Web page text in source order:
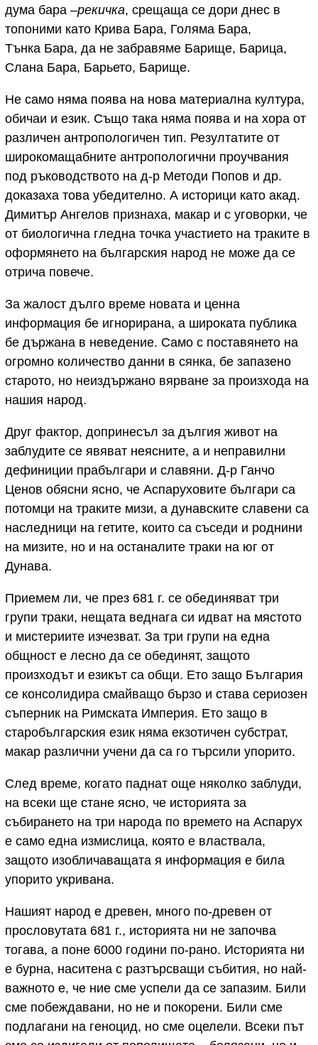
дума бара –рекичка, срещаща се дори днес в
топоними като Крива Бара, Голяма Бара,
Тънка Бара, да не забравяме Барище, Барица,
Слана Бара, Барьето, Барище.
Не само няма поява на нова материална култура,
обичаи и език. Също така няма поява и на хора от
различен антропологичен тип. Резултатите от
широкомащабните антропологични проучвания
под ръководството на д-р Методи Попов и др.
доказаха това убедително. А историци като акад.
Димитър Ангелов признаха, макар и с уговорки, че
от биологична гледна точка участието на траките в
оформянето на българския народ не може да се
отрича повече.
За жалост дълго време новата и ценна
информация бе игнорирана, а широката публика
бе държана в неведение. Само с поставянето на
огромно количество данни в сянка, бе запазено
старото, но неиздържано вярване за произхода на
нашия народ.
Друг фактор, допринесъл за дългия живот на
заблудите се явяват неясните, а и неправилни
дефиниции прабългари и славяни. Д-р Ганчо
Ценов обясни ясно, че Аспаруховите българи са
потомци на траките мизи, а дунавските славени са
наследници на гетите, които са съседи и роднини
на мизите, но и на останалите траки на юг от
Дунава.
Приемем ли, че през 681 г. се обединяват три
групи траки, нещата веднага си идват на мястото
и мистериите изчезват. За три групи на една
общност е лесно да се обединят, защото
произходът и езикът са общи. Ето защо България
се консолидира смайващо бързо и става сериозен
съперник на Римската Империя. Ето защо в
старобългарския език няма екзотичен субстрат,
макар различни учени да са го търсили упорито.
След време, когато паднат още няколко заблуди,
на всеки ще стане ясно, че историята за
събирането на три народа по времето на Аспарух
е само една измислица, която е властвала,
защото изобличаващата я информация е била
упорито укривана.
Нашият народ е древен, много по-древен от
прословутата 681 г., историята ни не започва
тогава, а поне 6000 години по-рано. Историята ни
е бурна, наситена с разтърсващи събития, но най-
важното е, че ние сме успели да се запазим. Били
сме побеждавани, но не и покорени. Били сме
подлагани на геноцид, но сме оцелели. Всеки път